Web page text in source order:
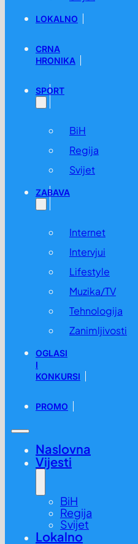
LOKALNO
CRNA
HRONIKA
SPORT
BiH
Regija
Svijet
ZABAVA
Internet
Intervjui
Lifestyle
Muzika/TV
Tehnologija
Zanimljivosti
OGLASI
I
KONKURSI
PROMO
Naslovna
Vijesti
BiH
Regija
Svijet
Lokalno